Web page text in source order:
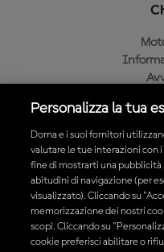
Scarica
Personalizza la tua
Dorna e i suoi fornitori
valutare le tue interazioni con
fine di mostrarti una pubblicità
abitudini di navigazione (per
visualizzato). Cliccando su
memorizzazione dei nostri
scopi. Cliccando su
cookie preferisci abilitare o